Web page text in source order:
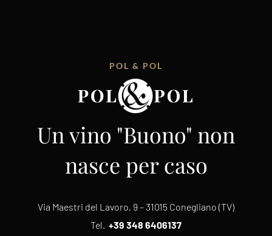
POL & POL
Un vino "Buono" non
nasce per caso
Via Maestri del Lavoro, 9 – 31015 Conegliano (TV)
Tel. +39 348 6406137